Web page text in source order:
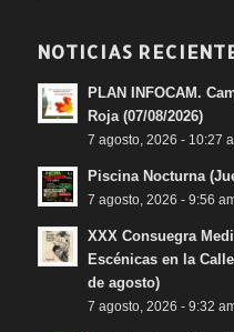
NOTICIAS
PLAN INFOCAM.
Roja (07/08/2026)
7 agosto, 2026 - 10:27
Piscina Nocturna
7 agosto, 2026 - 9:56
XXX Consuegra
Escénicas en la
de agosto)
7 agosto, 2026 - 9:32